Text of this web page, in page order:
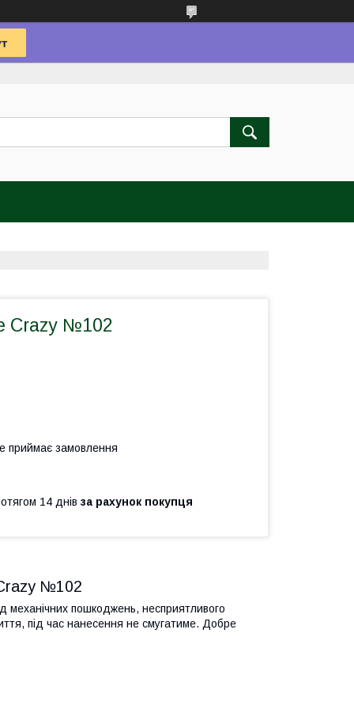
Crazy №102
приймає замовлення
14 днів за рахунок покупця
Crazy №102
механічних пошкоджень, несприятливого
під час нанесення не смугатиме. Добре